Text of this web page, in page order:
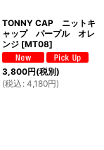
TONNY CAP ニットキ
ャップ パープル オレ
ンジ [MT08]
3,800円(税別)
(税込 : 4,180円)